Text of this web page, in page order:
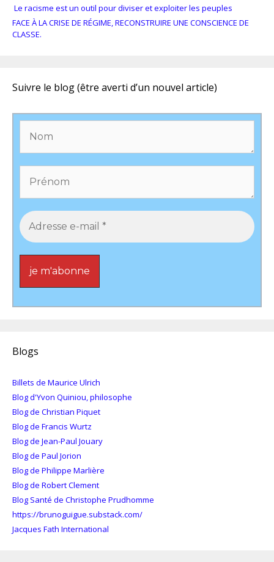
Le racisme est un outil pour diviser et exploiter les peuples
FACE À LA CRISE DE RÉGIME, RECONSTRUIRE UNE CONSCIENCE DE
CLASSE.
Suivre le blog (être averti d’un nouvel article)
Blogs
Billets de Maurice Ulrich
Blog d'Yvon Quiniou, philosophe
Blog de Christian Piquet
Blog de Francis Wurtz
Blog de Jean-Paul Jouary
Blog de Paul Jorion
Blog de Philippe Marlière
Blog de Robert Clement
Blog Santé de Christophe Prudhomme
https://brunoguigue.substack.com/
Jacques Fath International